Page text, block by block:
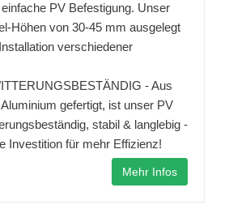
PV Befestigung. Unser
Höhen von 30-45 mm ausgelegt
verschiedener
- Aus
gefertigt, ist unser PV
stabil & langlebig -
Investition für mehr Effizienz!
Mehr Infos